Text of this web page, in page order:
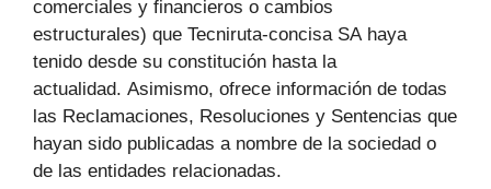
comerciales y financieros o cambios
estructurales) que Tecniruta-concisa SA haya
tenido desde su constitución hasta la
actualidad. Asimismo, ofrece información de todas
las Reclamaciones, Resoluciones y Sentencias que
hayan sido publicadas a nombre de la sociedad o
de las entidades relacionadas.